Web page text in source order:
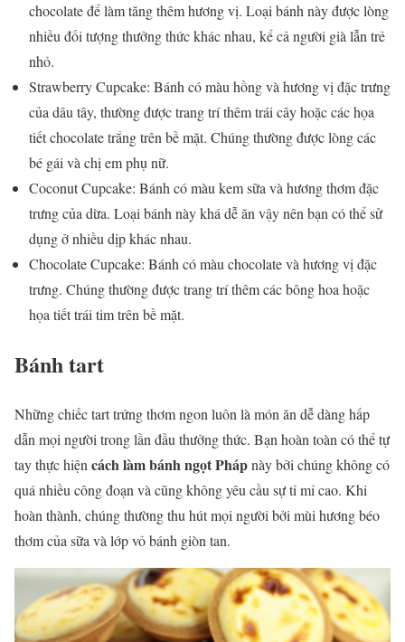
chocolate để làm tăng thêm hương vị. Loại bánh này được lòng
nhiều đối tượng thưởng thức khác nhau, kể cả người già lẫn trẻ
nhỏ.
Strawberry Cupcake: Bánh có màu hồng và hương vị đặc trưng
của dâu tây, thường được trang trí thêm trái cây hoặc các họa
tiết chocolate trắng trên bề mặt. Chúng thường được lòng các
bé gái và chị em phụ nữ.
Coconut Cupcake: Bánh có màu kem sữa và hương thơm đặc
trưng của dừa. Loại bánh này khá dễ ăn vậy nên bạn có thể sử
dụng ở nhiều dịp khác nhau.
Chocolate Cupcake: Bánh có màu chocolate và hương vị đặc
trưng. Chúng thường được trang trí thêm các bông hoa hoặc
họa tiết trái tim trên bề mặt.
Bánh tart
Những chiếc tart trứng thơm ngon luôn là món ăn dễ dàng hấp
dẫn mọi người trong lần đầu thưởng thức. Bạn hoàn toàn có thể tự
tay thực hiện cách làm bánh ngọt Phápnày bởi chúng không có
quá nhiều công đoạn và cũng không yêu cầu sự tỉ mỉ cao. Khi
hoàn thành, chúng thường thu hút mọi người bởi mùi hương béo
thơm của sữa và lớp vỏ bánh giòn tan.